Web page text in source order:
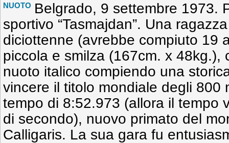
NUOTO Belgrado, 9 settembre 1973.
sportivo “Tasmajdan”. Una
diciottenne (avrebbe compiuto 19
piccola e smilza (167cm. x 48kg.),
nuoto italico compiendo una
vincere il titolo mondiale degli 800
tempo di 8:52.973 (allora il tempo
di secondo), nuovo primato del
Calligaris. La sua gara fu